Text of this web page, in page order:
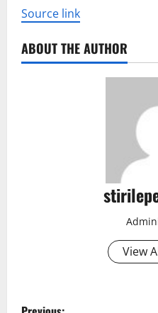
Source link
ABOUT THE AUTHOR
View
P